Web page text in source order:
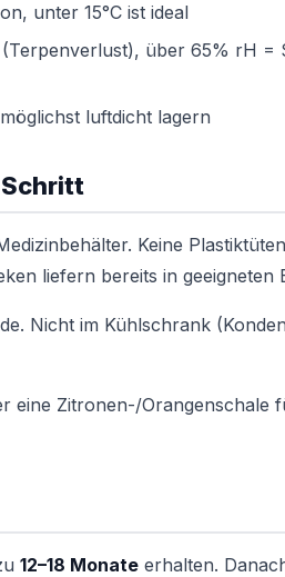
unter 15°C ist ideal
über 65% rH =
luftdicht lagern
Keine
liefern bereits in geeigneten
Nicht im Kühlschrank
eine Zitronen-/Orangenschale
12–18 Monate erhalten.